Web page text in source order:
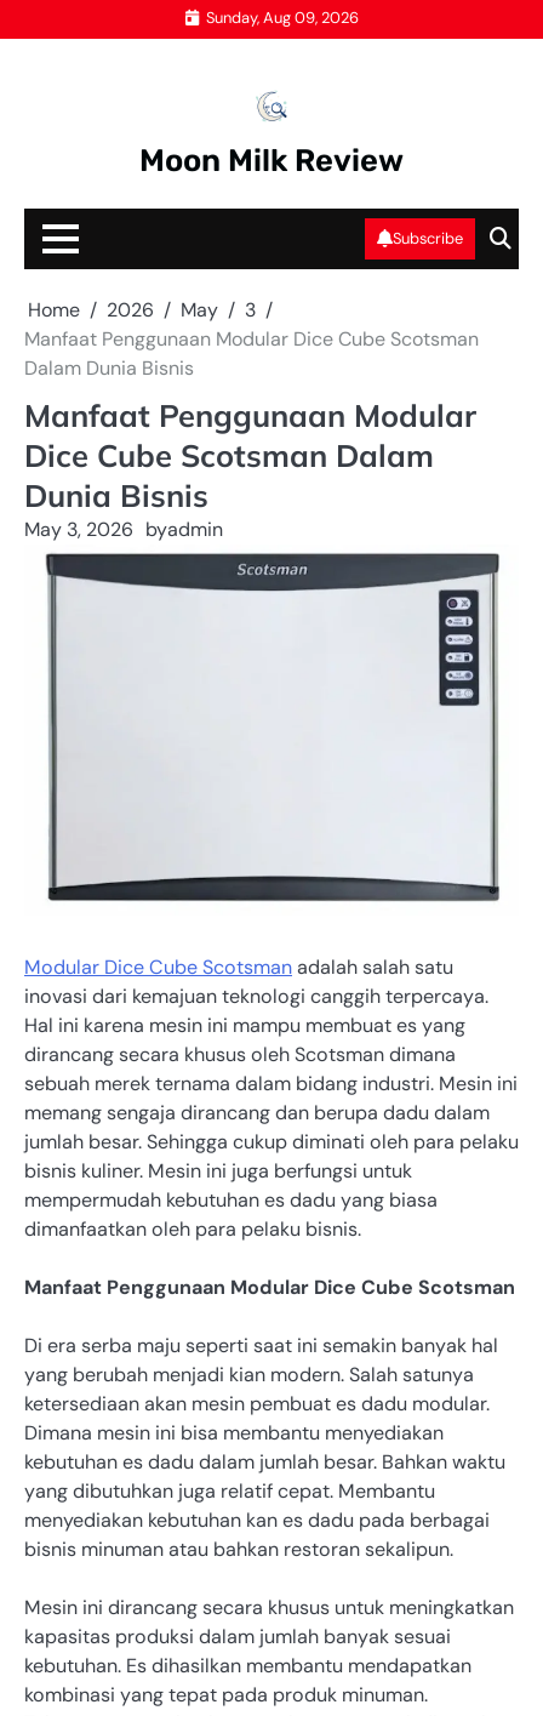
to
Sunday, Aug 09, 2026
Moon Milk Review
Subscribe
Home 2026 May
3
Manfaat Penggunaan Modular Dice Cube Scotsman
Dalam Dunia Bisnis
Manfaat Penggunaan Modular
Dice Cube Scotsman Dalam
Dunia Bisnis
May 3, 2026 byadmin
Modular Dice Cube Scotsmanadalah salah satu
inovasi dari kemajuan teknologi canggih terpercaya.
Hal ini karena mesin ini mampu membuat es yang
dirancang secara khusus oleh Scotsman dimana
sebuah merek ternama dalam bidang industri. Mesin ini
memang sengaja dirancang dan berupa dadu dalam
jumlah besar. Sehingga cukup diminati oleh para pelaku
bisnis kuliner. Mesin ini juga berfungsi untuk
mempermudah kebutuhan es dadu yang biasa
dimanfaatkan oleh para pelaku bisnis.
Manfaat Penggunaan Modular Dice Cube Scotsman
Di era serba maju seperti saat ini semakin banyak hal
yang berubah menjadi kian modern. Salah satunya
ketersediaan akan mesin pembuat es dadu modular.
Dimana mesin ini bisa membantu menyediakan
kebutuhan es dadu dalam jumlah besar. Bahkan waktu
yang dibutuhkan juga relatif cepat. Membantu
menyediakan kebutuhan kan es dadu pada berbagai
bisnis minuman atau bahkan restoran sekalipun.
Mesin ini dirancang secara khusus untuk meningkatkan
kapasitas produksi dalam jumlah banyak sesuai
kebutuhan. Es dihasilkan membantu mendapatkan
kombinasi yang tepat pada produk minuman.